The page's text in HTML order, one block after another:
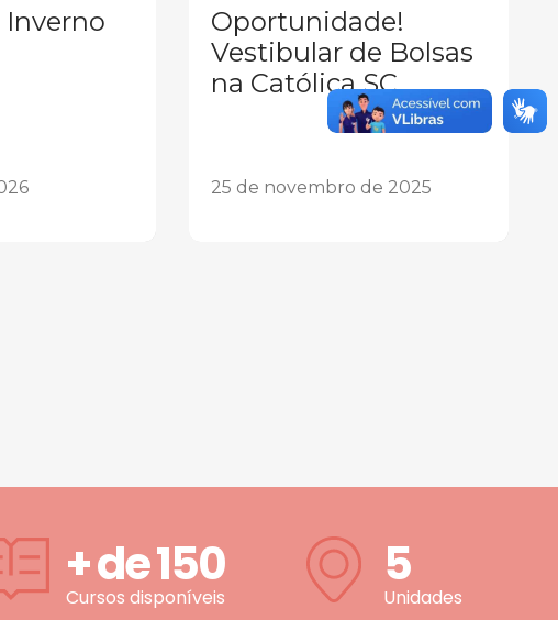
Inverno
Oportunidade!
Vestibular de Bolsas
na Católica SC
25 de novembro de 2025
+ de150
Cursos disponíveis
5
Unidades